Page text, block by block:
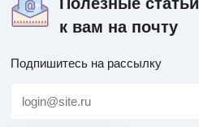
к вам на почту
Подпишитесь на рассылку